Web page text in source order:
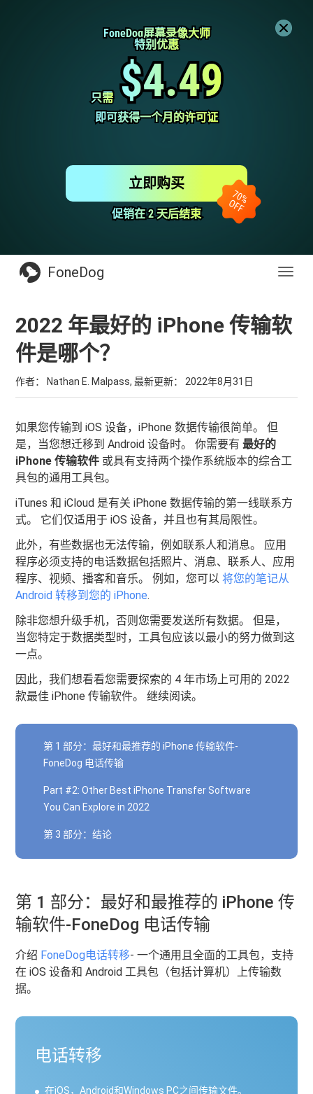
FoneDog屏幕录像大师
FoneDog屏幕录像大师
特别优惠
特别优惠
只需
只需 $4.49
$4.49
即可获得一个月的许可证
即可获得一个月的许可证
促销在 2 天后结束
促销在 2 天后结束
立即购买
FoneDog
2022 年最好的 iPhone 传输软
件是哪个？
作者： Nathan E. Malpass, 最新更新： 2022年8月31日
如果您传输到 iOS 设备，iPhone 数据传输很简单。 但
是，当您想迁移到 Android 设备时。 你需要有最好的
iPhone 传输软件 或具有支持两个操作系统版本的综合工
具包的通用工具包。
iTunes 和 iCloud 是有关 iPhone 数据传输的第一线联系方
式。 它们仅适用于 iOS 设备，并且也有其局限性。
此外，有些数据也无法传输，例如联系人和消息。 应用
程序必须支持的电话数据包括照片、消息、联系人、应用
程序、视频、播客和音乐。 例如，您可以将您的笔记从
Android 转移到您的 iPhone.
除非您想升级手机，否则您需要发送所有数据。 但是，
当您特定于数据类型时，工具包应该以最小的努力做到这
一点。
因此，我们想看看您需要探索的 4 年市场上可用的 2022
款最佳 iPhone 传输软件。 继续阅读。
第 1 部分：最好和最推荐的 iPhone 传输软件-
FoneDog 电话传输
Part #2: Other Best iPhone Transfer Software
You Can Explore in 2022
第 3 部分：结论
第 1 部分：最好和最推荐的 iPhone 传
输软件-FoneDog 电话传输
介绍 FoneDog电话转移- 一个通用且全面的工具包，支持
在 iOS 设备和 Android 工具包（包括计算机）上传输数
据。
电话转移
在iOS，Android和Windows PC之间传输文件。